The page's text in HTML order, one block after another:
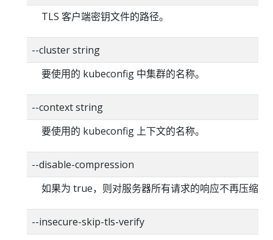
TLS 客户端密钥文件的路径。
--cluster string
要使用的 kubeconfig 中集群的名称。
--context string
要使用的 kubeconfig 上下文的名称。
--disable-compression
如果为 true，则对服务器所有请求的响应不再压缩。
--insecure-skip-tls-verify